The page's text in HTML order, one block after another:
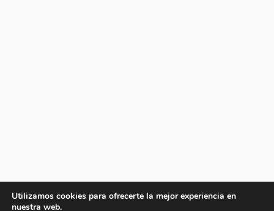
Utilizamos cookies para ofrecerte la mejor experiencia en
nuestra web.